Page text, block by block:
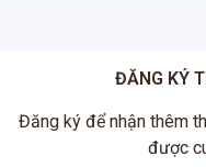
ĐĂNG KÝ
Đăng ký để nhận thêm
được